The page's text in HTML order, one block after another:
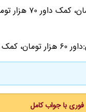
هزار تومان
با جواب کامل